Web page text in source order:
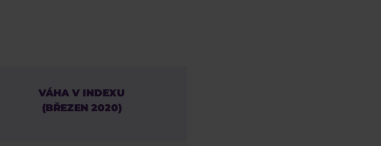
VÁHA V INDEXU
(BŘEZEN 2020)